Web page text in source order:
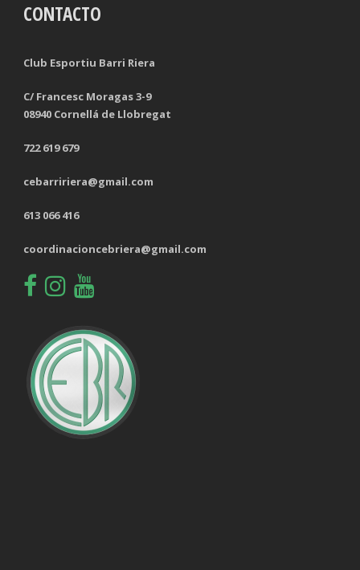
CONTACTO
Club Esportiu Barri Riera
C/ Francesc Moragas 3-9
08940 Cornellá de Llobregat
722 619 679
cebarririera@gmail.com
613 066 416
coordinacioncebriera@gmail.com